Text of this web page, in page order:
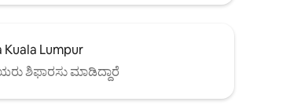
Kuala Lumpur
ಶಿಫಾರಸು ಮಾಡಿದ್ದಾರೆ